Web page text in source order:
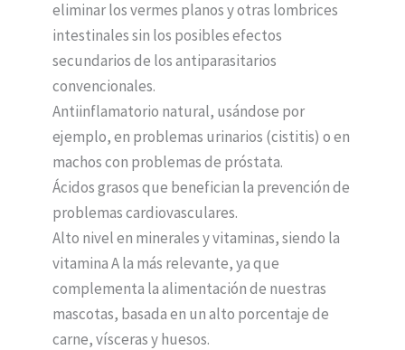
eliminar los vermes planos y otras lombrices
intestinales sin los posibles efectos
secundarios de los antiparasitarios
convencionales.
Antiinflamatorio natural, usándose por
ejemplo, en problemas urinarios (cistitis) o en
machos con problemas de próstata.
Ácidos grasos que benefician la prevención de
problemas cardiovasculares.
Alto nivel en minerales y vitaminas, siendo la
vitamina A la más relevante, ya que
complementa la alimentación de nuestras
mascotas, basada en un alto porcentaje de
carne, vísceras y huesos.